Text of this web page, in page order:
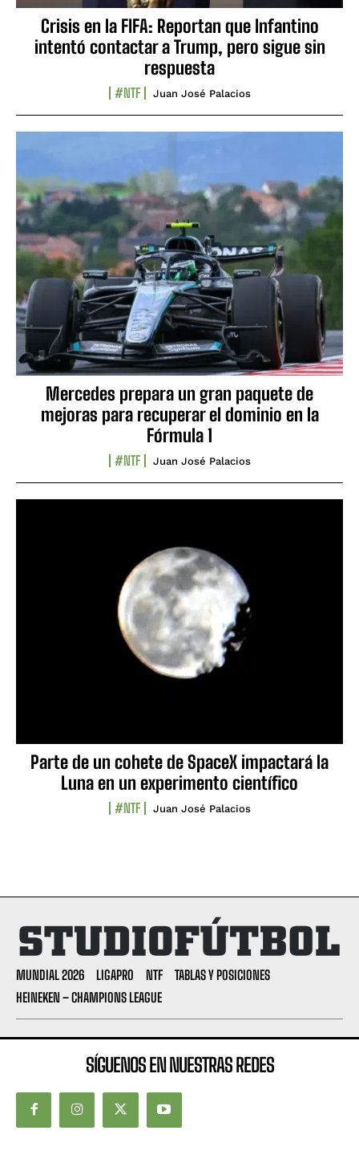
Crisis en la FIFA: Reportan que Infantino
intentó contactar a Trump, pero sigue sin
respuesta
#NTF Juan José Palacios
Mercedes prepara un gran paquete de
mejoras para recuperar el dominio en la
Fórmula 1
#NTF Juan José Palacios
Parte de un cohete de SpaceX impactará la
Luna en un experimento científico
#NTF Juan José Palacios
MUNDIAL 2026 LIGAPRO NTF
TABLAS Y POSICIONES
HEINEKEN – CHAMPIONS LEAGUE
SÍGUENOS EN NUESTRAS REDES